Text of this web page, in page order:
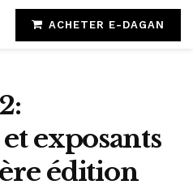
ACHETER E-DAGAN
exposants
édition